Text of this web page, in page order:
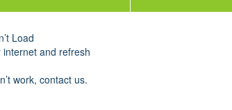
Load
internet and refresh
work, contact us.